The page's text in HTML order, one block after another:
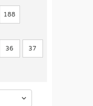
188
36 37